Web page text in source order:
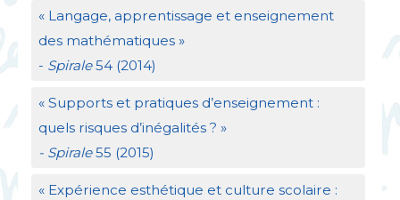
« Langage, apprentissage et enseignement
des mathématiques »
- Spirale54 (2014)
« Supports et pratiques d’enseignement :
quels risques d’inégalités ? »
- Spirale55 (2015)
« Expérience esthétique et culture scolaire :